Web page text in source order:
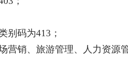
别码为413；
营销、旅游管理、人力资源